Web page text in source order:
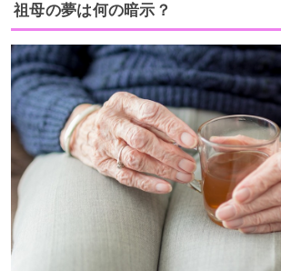
祖母の夢は何の暗示？